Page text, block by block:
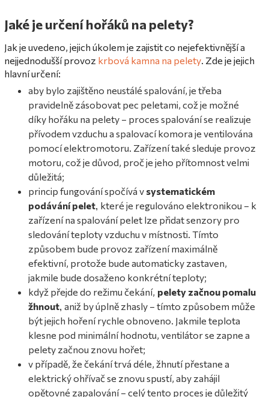
Jaké je určení hořáků na pelety?
Jak je uvedeno, jejich úkolem je zajistit co nejefektivnější a
nejjednodušší provoz krbová kamna na pelety. Zde je jejich
hlavní určení:
aby bylo zajištěno neustálé spalování, je třeba
pravidelně zásobovat pec peletami, což je možné
díky hořáku na pelety – proces spalování se realizuje
přívodem vzduchu a spalovací komora je ventilována
pomocí elektromotoru. Zařízení také sleduje provoz
motoru, což je důvod, proč je jeho přítomnost velmi
důležitá;
princip fungování spočívá v systematickém
podávání pelet, které je regulováno elektronikou – k
zařízení na spalování pelet lze přidat senzory pro
sledování teploty vzduchu v místnosti. Tímto
způsobem bude provoz zařízení maximálně
efektivní, protože bude automaticky zastaven,
jakmile bude dosaženo konkrétní teploty;
když přejde do režimu čekání, pelety začnou pomalu
žhnout, aniž by úplně zhasly – tímto způsobem může
být jejich hoření rychle obnoveno. Jakmile teplota
klesne pod minimální hodnotu, ventilátor se zapne a
pelety začnou znovu hořet;
v případě, že čekání trvá déle, žhnutí přestane a
elektrický ohřívač se znovu spustí, aby zahájil
opětovné zapalování – celý tento proces je důležitý